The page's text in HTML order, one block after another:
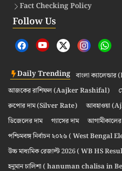
Fact Checking Policy
Follow Us
Daily Trending বাংলা
আজকের রাশিফল (Aajker Rashifal)
রুপোর দাম (Silver Rate)
আবহাওয়া
ডিজেলের দাম
গ্যাসের দাম
পশ্চিমবঙ্গ নির্বাচন ২০২৬ ( West Bengal
উচ্চ মাধ্যমিক রেজাল্ট 2026 ( WB HS
হনুমান চালিশা ( hanuman chalisa in